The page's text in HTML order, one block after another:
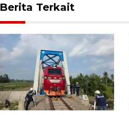
Berita Terkait